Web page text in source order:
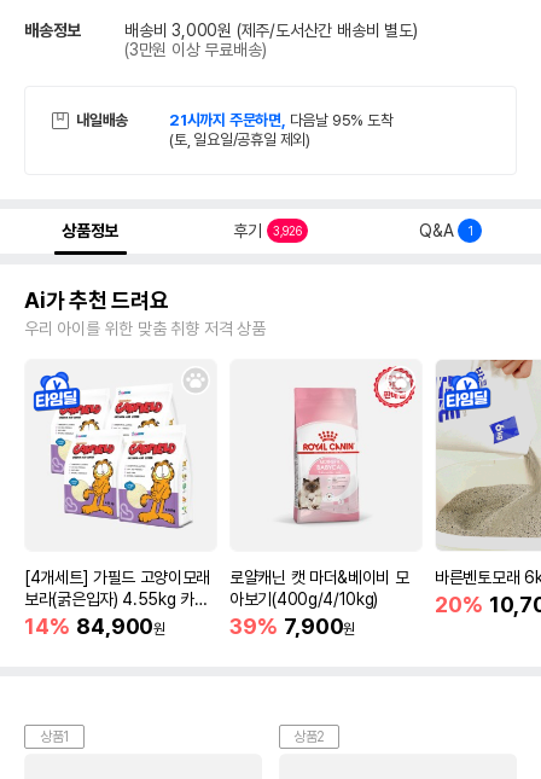
배송정보 배송비 3,000원 (제주/도서산간 배송비 별도)
(3만원 이상 무료배송)
내일배송 21시까지 주문하면, 다음날 95% 도착
(토, 일요일/공휴일 제외)
상품정보 후기 3,926 Q&A 1
Ai가 추천 드려요
우리 아이를 위한 맞춤 취향 저격 상품
[4개세트] 가필드 고양이모래
보라(굵은입자) 4.55kg 카사
바모래
14% 84,900원
로얄캐닌 캣 마더&베이비 모
아보기(400g/4/10kg)
39% 7,900원
바른벤토모래
20%
상품1 상품2